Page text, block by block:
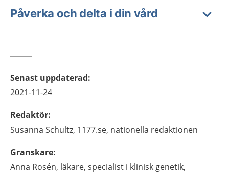
Påverka och delta i din vård
Senast uppdaterad:
2021-11-24
Redaktör:
Susanna Schultz, 1177.se, nationella redaktionen
Granskare:
Anna Rosén, läkare, specialist i klinisk genetik,